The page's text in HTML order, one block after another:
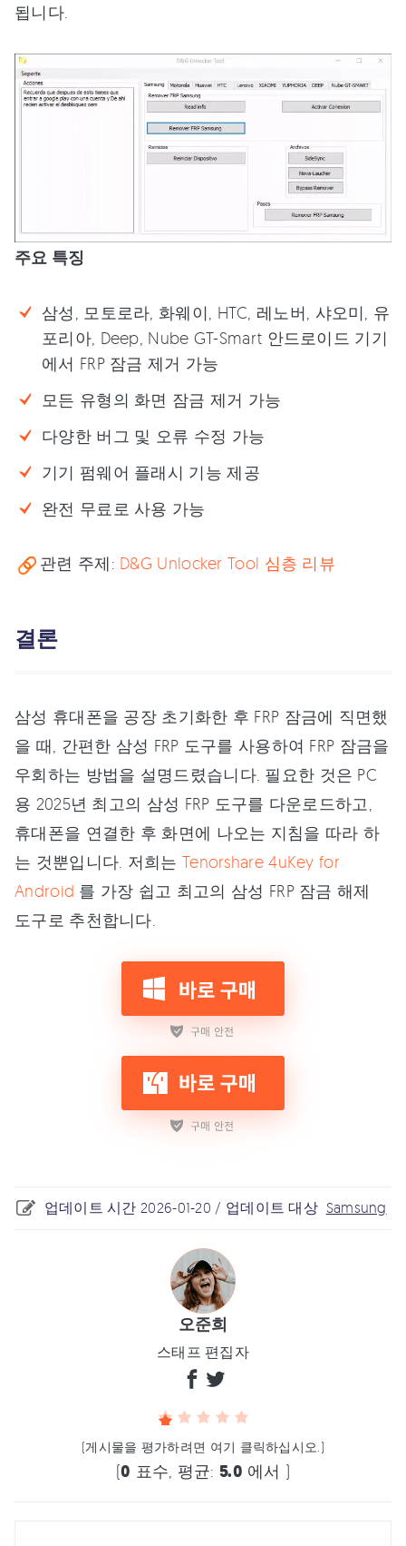
됩니다.
주요 특징
삼성, 모토로라, 화웨이, HTC, 레노버, 샤오미, 유
포리아, Deep, Nube GT-Smart 안드로이드 기기
에서 FRP 잠금 제거 가능
모든 유형의 화면 잠금 제거 가능
다양한 버그 및 오류 수정 가능
기기 펌웨어 플래시 기능 제공
완전 무료로 사용 가능
관련 주제: D&G Unlocker Tool 심층 리뷰
결론
삼성 휴대폰을 공장 초기화한 후 FRP 잠금에 직면했
을 때, 간편한 삼성 FRP 도구를 사용하여 FRP 잠금을
우회하는 방법을 설명드렸습니다. 필요한 것은 PC
용 2025년 최고의 삼성 FRP 도구를 다운로드하고,
휴대폰을 연결한 후 화면에 나오는 지침을 따라 하
는 것뿐입니다. 저희는 Tenorshare 4uKey for
Android 를 가장 쉽고 최고의 삼성 FRP 잠금 해제
도구로 추천합니다.
업데이트 시간 2026-01-20 / 업데이트 대상 Samsung
오준희
스태프 편집자
(게시물을 평가하려면 여기 클릭하십시오.)
(0 표수, 평균: 5.0 에서 )